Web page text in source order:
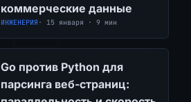
коммерческие данные
ИНЖЕНЕРИЯ · 15 января · 9 мин
Go против Python для
парсинга веб-страниц: